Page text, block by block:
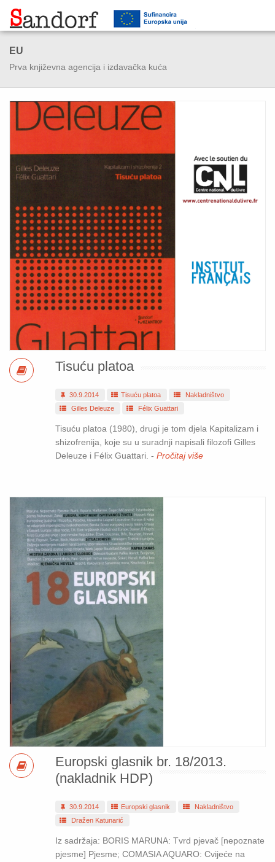
EU
Prva književna agencija i izdavačka kuća
Tisuću platoa
30.9.2014 Tisuću platoa
Nakladništvo
Gilles Deleuze
Félix Guattari
Tisuću platoa (1980), drugi je tom djela Kapitalizam i
shizofrenija, koje su u suradnji napisali filozofi Gilles
Deleuze i Félix Guattari. - Pročitaj više
Europski glasnik br. 18/2013.
(nakladnik HDP)
30.9.2014 Europski glasnik
Nakladništvo
Dražen Katunarić
Iz sadržaja: BORIS MARUNA: Tvrd pjevač [nepoznate
pjesme] Pjesme; COMASIA AQUARO: Cvijeće na